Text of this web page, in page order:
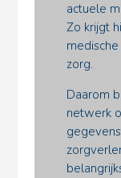
actuele
Zo krijgt
zorg.
Daarom
netwerk